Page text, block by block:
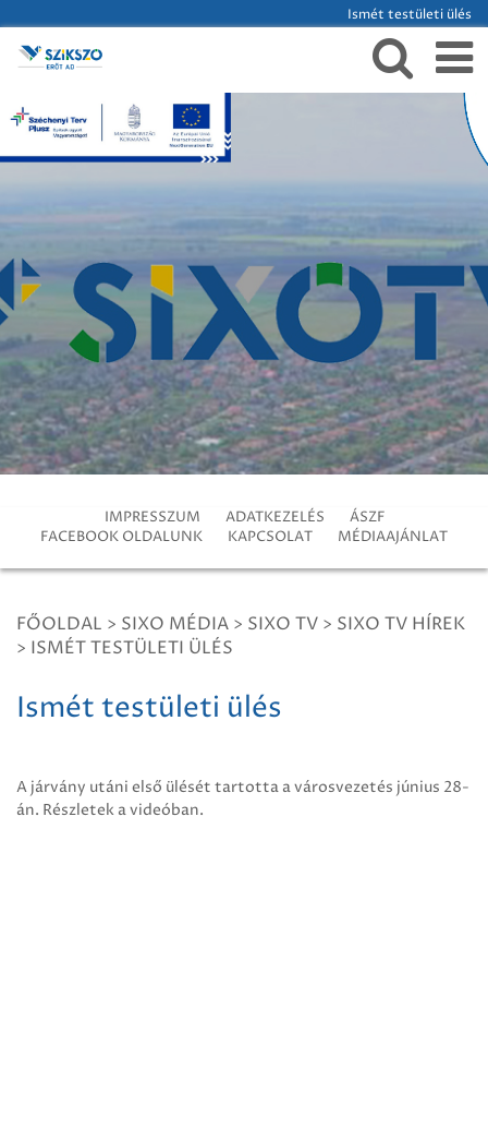
Ismét testületi ülés
IMPRESSZUM ADATKEZELÉS
ÁSZF
FACEBOOK OLDALUNK
KAPCSOLAT MÉDIAAJÁNLAT
FŐOLDAL > SIXO MÉDIA > SIXO TV > SIXO TV HÍREK
> ISMÉT TESTÜLETI ÜLÉS
Ismét testületi ülés
A járvány utáni első ülését tartotta a városvezetés június 28-
án. Részletek a videóban.